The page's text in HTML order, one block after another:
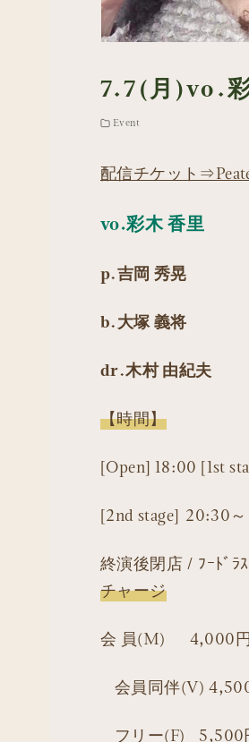
7.7(月)vo.
Event
配信チケット
vo.彩木 香里
p.吉岡 秀晃
b.大塚 義将
dr.木村 由紀夫
【時間】
[Open] 18:00 [1st
[2nd stage] 20:30～
終演後閉店 / ﾌｰﾄﾞ
チャージ
会 員(M) 4,000円
会員同伴(V)
フリー(F) 5,500